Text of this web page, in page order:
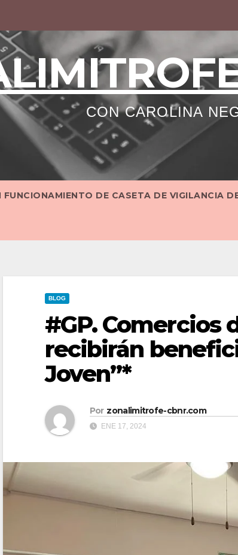
CON CAROLINA
FUNCIONAMIENTO DE CASETA DE VIGILANCIA
BLOG
#GP. Comercios
recibirán
Joven”*
Por zonalimitrofe-cbnr.com
ENE 17, 2024